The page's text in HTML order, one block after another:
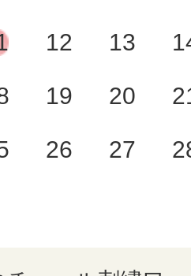
12 13
19 20
26 27